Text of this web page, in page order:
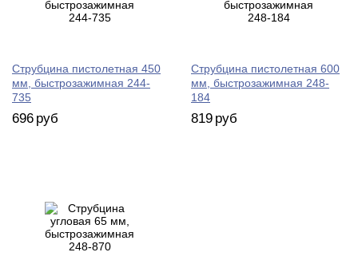
Струбцина пистолетная 450
мм, быстрозажимная 244-
735
696 руб
Струбцина пистолетная 600
мм, быстрозажимная 248-
184
819 руб